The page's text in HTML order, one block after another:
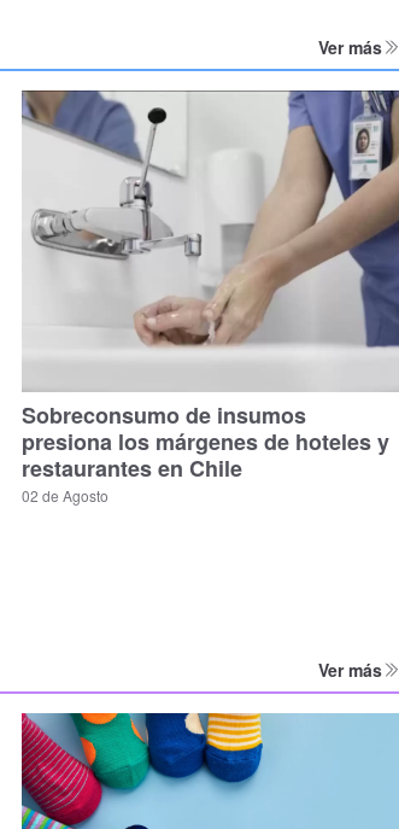
Ver más
Sobreconsumo de insumos
presiona los márgenes de hoteles y
restaurantes en Chile
02 de Agosto
Ver más